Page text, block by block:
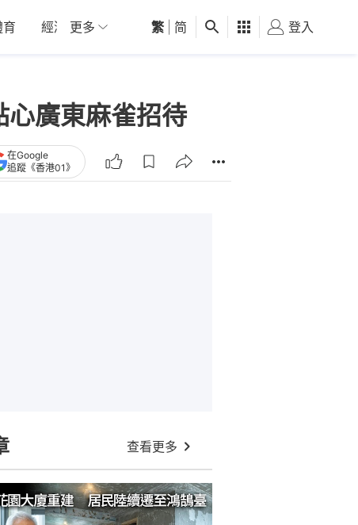
育 經濟 01深圳 觀點 健康 好食玩飛
更多 繁 简 登入
廣東麻雀招待
在Google
追蹤《香港01》
查看更多